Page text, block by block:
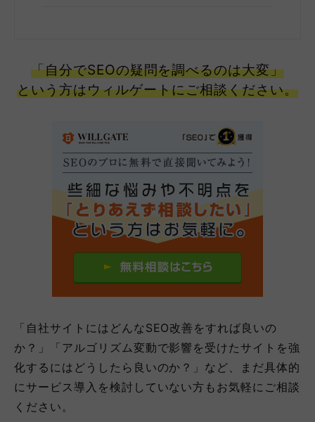
「自分でSEOの疑問を調べるのは大変」
という方はウィルゲートにご相談ください。
「自社サイトにはどんなSEO改善をすれば良いの
か？」「アルゴリズム変動で影響を受けたサイトを強
化するにはどうしたら良いのか？」など、まだ具体的
にサービス導入を検討していない方もお気軽にご相談
ください。